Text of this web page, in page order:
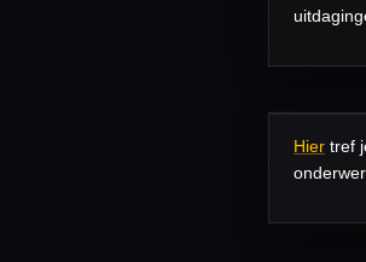
Hier tref